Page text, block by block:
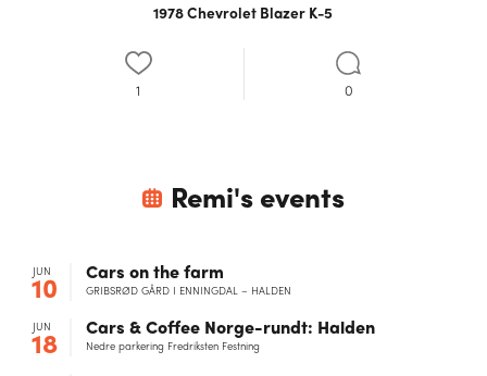
1978 Chevrolet Blazer K-5
1 0
Remi's events
JUN
10 Cars on the farm
GRIBSRØD GÅRD I ENNINGDAL – HALDEN
JUN
18 Cars & Coffee Norge-rundt: Halden
Nedre parkering Fredriksten Festning